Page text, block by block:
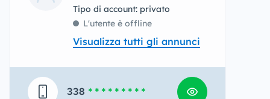
tipo di account: privato
L'utente è offline
Visualizza tutti gli annunci
338 * * * * * * * * *